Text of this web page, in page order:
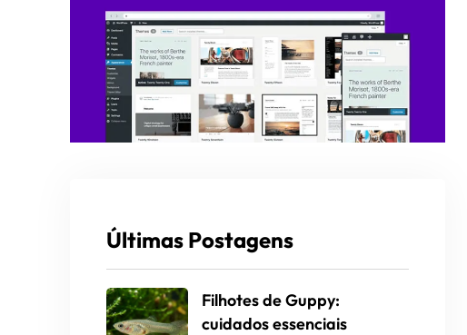
Últimas Postagens
Filhotes de Guppy:
cuidados essenciais